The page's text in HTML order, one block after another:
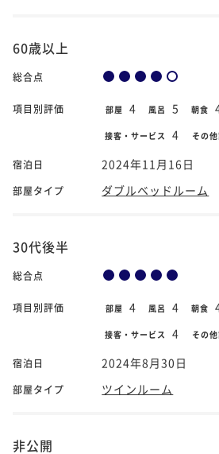
60歳以上
総合点
項目別評価 部屋 4 風呂 5 朝食
接客・サービス 4 その
宿泊日 2024年11月16日
部屋タイプ ダブルベッドルーム
30代後半
総合点
項目別評価 部屋 4 風呂 4 朝食
接客・サービス 4 その
宿泊日 2024年8月30日
部屋タイプ ツインルーム
非公開